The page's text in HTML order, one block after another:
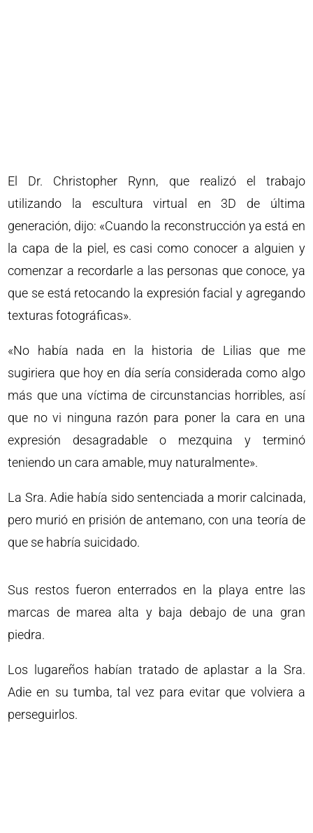
El Dr. Christopher Rynn, que realizó el trabajo
utilizando la escultura virtual en 3D de última
generación, dijo: «Cuando la reconstrucción ya está en
la capa de la piel, es casi como conocer a alguien y
comenzar a recordarle a las personas que conoce, ya
que se está retocando la expresión facial y agregando
texturas fotográficas».
«No había nada en la historia de Lilias que me
sugiriera que hoy en día sería considerada como algo
más que una víctima de circunstancias horribles, así
que no vi ninguna razón para poner la cara en una
expresión desagradable o mezquina y terminó
teniendo un cara amable, muy naturalmente».
La Sra. Adie había sido sentenciada a morir calcinada,
pero murió en prisión de antemano, con una teoría de
que se habría suicidado.
Sus restos fueron enterrados en la playa entre las
marcas de marea alta y baja debajo de una gran
piedra.
Los lugareños habían tratado de aplastar a la Sra.
Adie en su tumba, tal vez para evitar que volviera a
perseguirlos.